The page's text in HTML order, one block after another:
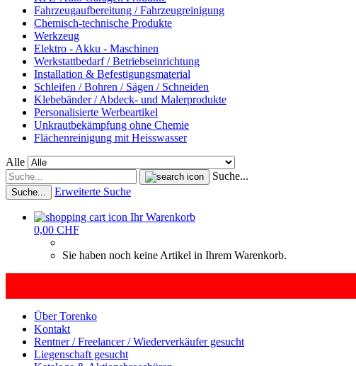
Fahrzeugaufbereitung / Fahrzeugreinigung
Chemisch-technische Produkte
Werkzeug
Elektro - Akku - Maschinen
Werkstattbedarf / Betriebseinrichtung
Installation & Befestigungsmaterial
Schleifen / Bohren / Sägen / Schneiden
Klebebänder / Abdeck- und Malerprodukte
Personalisierte Werbeartikel
Unkrautbekämpfung ohne Chemie
Flächenreinigung mit Heisswasser
Alle
Suche...
Suche... Erweiterte Suche
Ihr Warenkorb
0,00 CHF
Sie haben noch keine Artikel in Ihrem Warenkorb.
Über Torenko
Kontakt
Rentner / Freelancer / Wiederverkäufer gesucht
Liegenschaft gesucht